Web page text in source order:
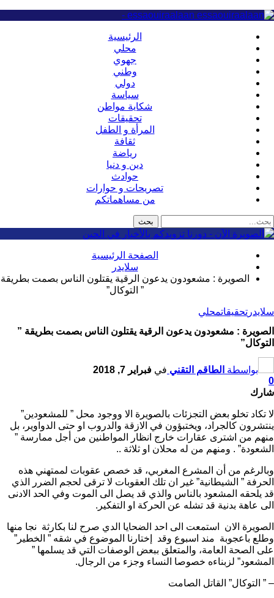
essaouiraalaan -
الرئيسية
محلي
جهوي
وطني
دولي
سياسة
شكاية مواطن
تحقيقات
المرأة و الطفل
ثقافة
رياضة
دين و دنيا
حوادث
تصريحات و حوارات
من مساهماتكم
الصفحة الرئيسية
سلايدر
الصويرة : مشعودون يدعون الرقية يقتلون الناس بصمت بطريقة
” التوكال”
سلايدر تحقيقاتمحلي
الصويرة : مشعودون يدعون الرقية يقتلون الناس بصمت بطريقة ”
التوكال”
بواسطة الطاقم التقني في فبراير 7, 2018
0
شارك
لا تكاد تخلو بعض التجزئات بالصويرة الا ووجود محل ” للمشعودين”
ينتشرون كالجراد، ويختبؤون في الازقة والدروب او حتى الدواوير، بل
منهم من اشترى عقارات خارج انظار المواطنين من أجل ممارسة ”
الشعودة” . ومنهم من له محلان او ثلاثة ..
وبالرغم من أن المشرع المغربي، قد خصص عقوبات لممتهني هذه
الحرفة ” الشيطانية” غير ان تلك العقوبات لا ترقى لحجم الضرر الذي
قد يلحقه المشعود بالناس والذي قد يصل الى الموت وفي الحد الادنى
الى عاهة بدنية قد تشله عن الحركة او التفكير.
الصويرة الان استمعت الى احد الضحايا الدي صرح لنا بكارثة نجا منها
وطلع باعجوبة مند اسبوع وقد إختارنا الموضوع في شقه ” الخطير”
على الصحة العامة، والمتعلق ببعض الوصفات التي قد يسلمها ”
المشعود” لزبناءه خصوصا النساء وجزء من الرجال.
– ” التوكال” القاتل الصامت